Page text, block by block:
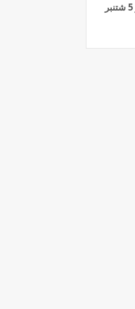
بسطات ISS آخر أجل هو 5 شتنبر